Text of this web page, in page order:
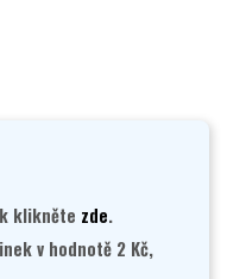
klikněte zde.
v hodnotě 2 Kč,